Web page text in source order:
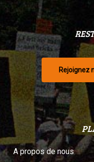
Rejoignez
A propos de nous